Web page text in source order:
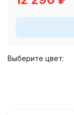
Выберите цвет: